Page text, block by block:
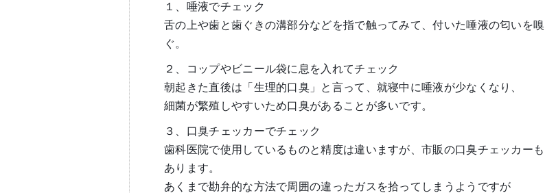
１、唾液でチェック
舌の上や歯と歯ぐきの溝部分などを指で触ってみて、付いた唾液の匂いを嗅
ぐ。
２、コップやビニール袋に息を入れてチェック
朝起きた直後は「生理的口臭」と言って、就寝中に唾液が少なくなり、
細菌が繁殖しやすいため口臭があることが多いです。
３、口臭チェッカーでチェック
歯科医院で使用しているものと精度は違いますが、市販の口臭チェッカーも
あります。
あくまで勘弁的な方法で周囲の違ったガスを拾ってしまうようですが